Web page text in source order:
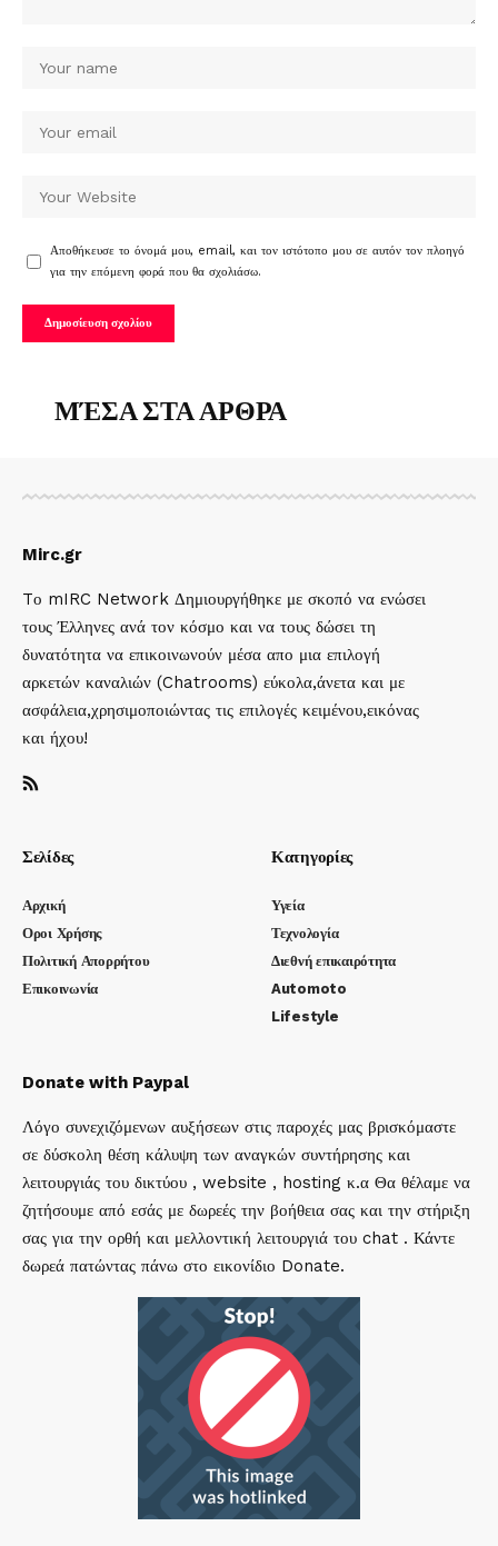
Αποθήκευσε το όνομά μου, email, και τον ιστότοπο μου σε αυτόν τον πλοηγό
για την επόμενη φορά που θα σχολιάσω.
ΜΈΣΑ ΣΤΑ ΑΡΘΡΑ
Mirc.gr
Tο mIRC Network Δημιουργήθηκε με σκοπό να ενώσει
τους Έλληνες ανά τον κόσμο και να τους δώσει τη
δυνατότητα να επικοινωνούν μέσα απο μια επιλογή
αρκετών καναλιών (Chatrooms) εύκολα,άνετα και με
ασφάλεια,χρησιμοποιώντας τις επιλογές κειμένου,εικόνας
και ήχου!
Σελίδες
Αρχική
Οροι Χρήσης
Πολιτική Απορρήτου
Επικοινωνία
Κατηγορίες
Υγεία
Τεχνολογία
Διεθνή επικαιρότητα
Automoto
Lifestyle
Donate with Paypal
Λόγο συνεχιζόμενων αυξήσεων στις παροχές μας βρισκόμαστε
σε δύσκολη θέση κάλυψη των αναγκών συντήρησης και
λειτουργιάς του δικτύου , website , hosting κ.α Θα θέλαμε να
ζητήσουμε από εσάς με δωρεές την βοήθεια σας και την στήριξη
σας για την ορθή και μελλοντική λειτουργιά του chat . Κάντε
δωρεά πατώντας πάνω στο εικονίδιο Donate.